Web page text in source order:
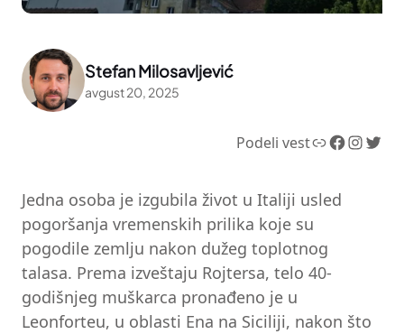
Stefan Milosavljević
avgust 20, 2025
Podeli vestLink Facebook InstagramTwitter
Jedna osoba je izgubila život u Italiji usled
pogoršanja vremenskih prilika koje su
pogodile zemlju nakon dužeg toplotnog
talasa. Prema izveštaju Rojtersa, telo 40-
godišnjeg muškarca pronađeno je u
Leonforteu, u oblasti Ena na Siciliji, nakon što